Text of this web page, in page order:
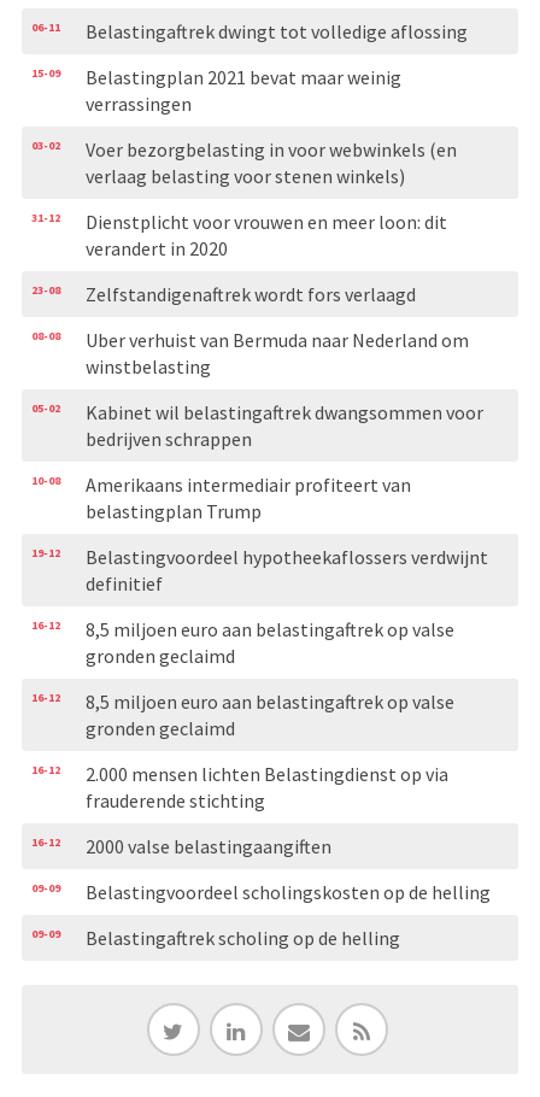
06-11 Belastingaftrek dwingt tot volledige aflossing
15-09
Belastingplan 2021 bevat maar weinig
verrassingen
03-02
Voer bezorgbelasting in voor webwinkels (en
verlaag belasting voor stenen winkels)
31-12
Dienstplicht voor vrouwen en meer loon: dit
verandert in 2020
23-08 Zelfstandigenaftrek wordt fors verlaagd
08-08
Uber verhuist van Bermuda naar Nederland om
winstbelasting
05-02
Kabinet wil belastingaftrek dwangsommen voor
bedrijven schrappen
10-08
Amerikaans intermediair profiteert van
belastingplan Trump
19-12
Belastingvoordeel hypotheekaflossers verdwijnt
definitief
16-12
8,5 miljoen euro aan belastingaftrek op valse
gronden geclaimd
16-12
8,5 miljoen euro aan belastingaftrek op valse
gronden geclaimd
16-12
2.000 mensen lichten Belastingdienst op via
frauderende stichting
16-12 2000 valse belastingaangiften
09-09 Belastingvoordeel scholingskosten op de helling
09-09 Belastingaftrek scholing op de helling